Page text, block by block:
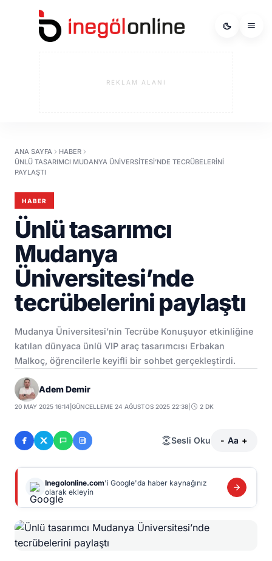
REKLAM ALANI
ANA SAYFA
HABER
ÜNLÜ TASARIMCI MUDANYA ÜNIVERSITESI’NDE TECRÜBELERINI
PAYLAŞTI
HABER
Ünlü tasarımcı
Mudanya
Üniversitesi’nde
tecrübelerini paylaştı
Mudanya Üniversitesi’nin Tecrübe Konuşuyor etkinliğine
katılan dünyaca ünlü VIP araç tasarımcısı Erbakan
Malkoç, öğrencilerle keyifli bir sohbet gerçekleştirdi.
Adem Demir
20 MAY 2025 16:14 |GÜNCELLEME 24 AĞUSTOS 2025 22:38 2 DK
Sesli Oku - Aa +
Inegolonline.com'i Google'da haber kaynağınız
olarak ekleyin